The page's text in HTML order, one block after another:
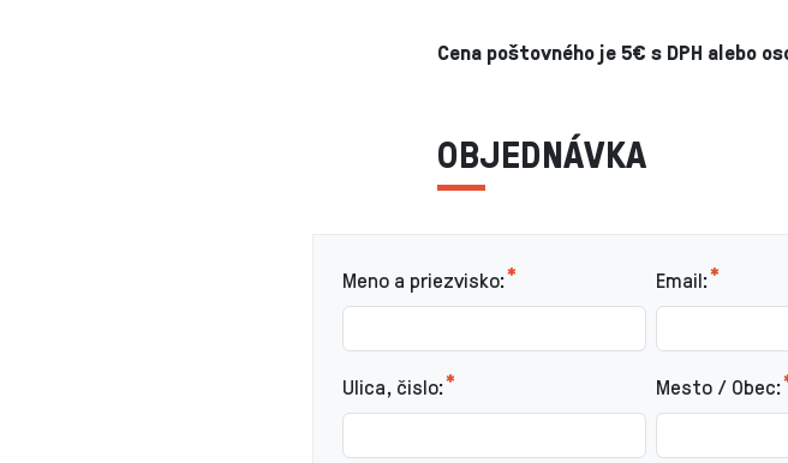
Cena poštovného je 5€ s DPH alebo
OBJEDNÁVKA
Meno a priezvisko: Email:
Ulica, čislo: Mesto / Obec: